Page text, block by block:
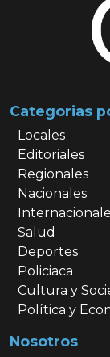
Categorias
Locales
Editoriales
Regionales
Nacionales
Salud
Deportes
Policiaca
Cultura y
Política y
Nosotros